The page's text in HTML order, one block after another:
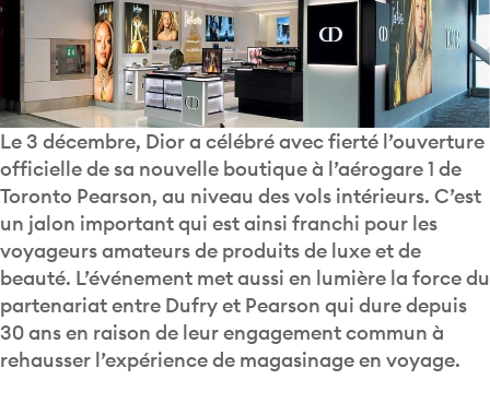
Le 3 décembre, Dior a célébré avec fierté l’ouverture
officielle de sa nouvelle boutique à l’aérogare 1 de
Toronto Pearson, au niveau des vols intérieurs. C’est
un jalon important qui est ainsi franchi pour les
voyageurs amateurs de produits de luxe et de
beauté. L’événement met aussi en lumière la force du
partenariat entre Dufry et Pearson qui dure depuis
30 ans en raison de leur engagement commun à
rehausser l’expérience de magasinage en voyage.